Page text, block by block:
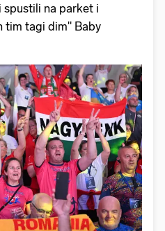
spustili na parket i
tim tagi dim" Baby